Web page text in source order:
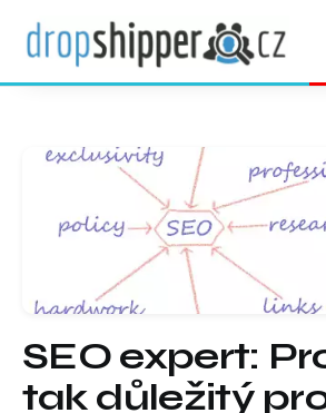
SEO expert:
tak důležitý